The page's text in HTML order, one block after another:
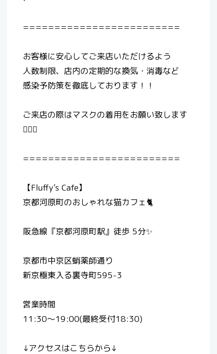
=========================
お客様に安心してご来店いただけるよう
人数制限、店内の定期的な換気・消毒など
感染予防策を徹底しております！！
ご来店の際はマスクの着用をお願い致します
🙇🏻‍♀️
=========================
【Fluffy’s Cafe】
京都河原町のおしゃれな猫カフェ🐈
阪急線『京都河原町駅』徒歩 5分✨
京都市中京区蛸薬師通り
新京極東入る裏寺町595-3
営業時間
11:30〜19:00 (最終受付18:30)
↓アクセスはこちらから↓